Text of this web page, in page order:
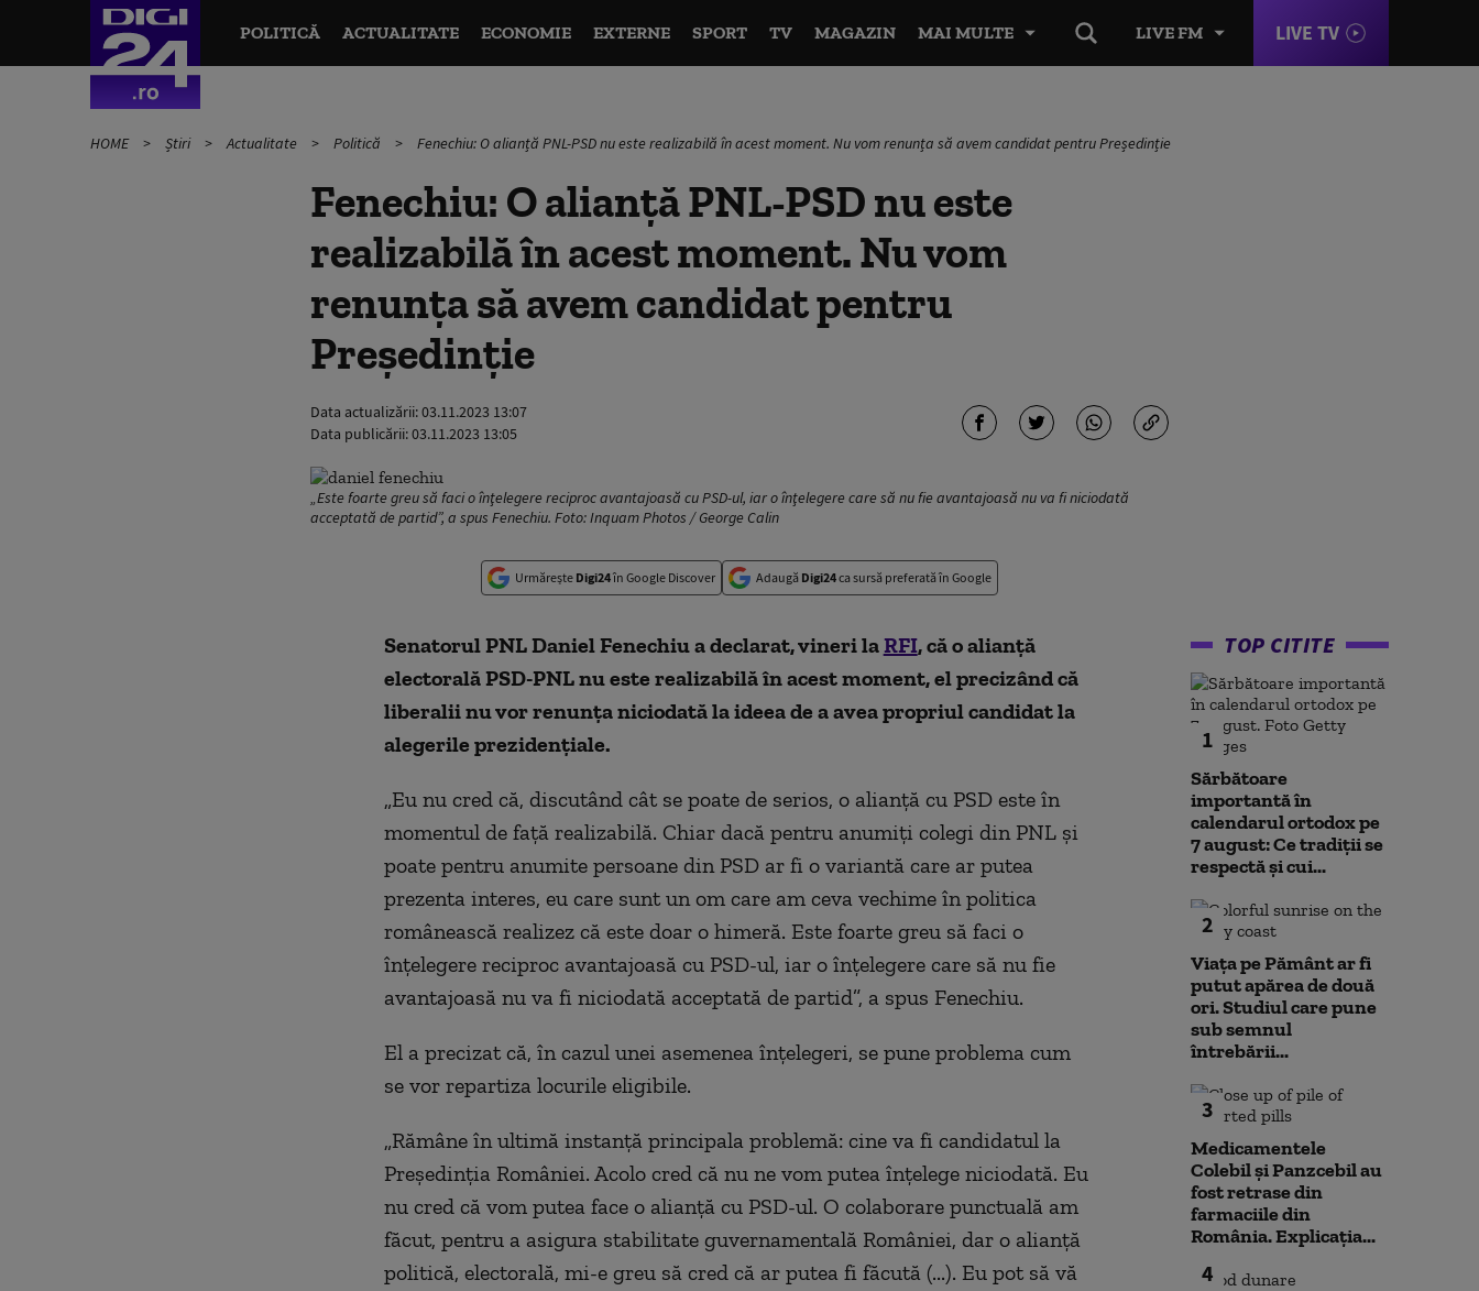
LIVE FM LIVE TV
POLITICĂ ACTUALITATE ECONOMIE EXTERNE SPORT TV MAGAZIN MAI MULTE
HOME Știri Actualitate Politică Fenechiu: O alianță PNL-PSD nu este realizabilă în acest moment. Nu vom renunța să avem candidat pentru Președinție
Fenechiu: O alianță PNL-PSD nu este
realizabilă în acest moment. Nu vom
renunța să avem candidat pentru
Președinție
Data actualizării:03.11.2023 13:07
Data publicării:03.11.2023 13:05
„Este foarte greu să faci o înţelegere reciproc avantajoasă cu PSD-ul, iar o înţelegere care să nu fie avantajoasă nu va fi niciodată
acceptată de partid”, a spus Fenechiu. Foto: Inquam Photos / George Calin
Urmărește Digi24în Google Discover Adaugă Digi24ca sursă preferată în Google
Senatorul PNL Daniel Fenechiu a declarat, vineri laRFI, că o alianţă
electorală PSD-PNL nu este realizabilă în acest moment, el precizând că
liberalii nu vor renunţa niciodată la ideea de a avea propriul candidat la
alegerile prezidenţiale.
„Eu nu cred că, discutând cât se poate de serios, o alianţă cu PSD este în
momentul de faţă realizabilă. Chiar dacă pentru anumiţi colegi din PNL şi
poate pentru anumite persoane din PSD ar fi o variantă care ar putea
prezenta interes, eu care sunt un om care am ceva vechime în politica
românească realizez că este doar o himeră. Este foarte greu să faci o
înţelegere reciproc avantajoasă cu PSD-ul, iar o înţelegere care să nu fie
avantajoasă nu va fi niciodată acceptată de partid”, a spus Fenechiu.
El a precizat că, în cazul unei asemenea înţelegeri, se pune problema cum
se vor repartiza locurile eligibile.
„Rămâne în ultimă instanţă principala problemă: cine va fi candidatul la
Preşedinţia României. Acolo cred că nu ne vom putea înţelege niciodată. Eu
nu cred că vom putea face o alianţă cu PSD-ul. O colaborare punctuală am
făcut, pentru a asigura stabilitate guvernamentală României, dar o alianţă
politică, electorală, mi-e greu să cred că ar putea fi făcută (...). Eu pot să vă
TOP CITITE
1
Sărbătoare
importantă în
calendarul ortodox pe
7 august: Ce tradiții se
respectă și cui...
2
Viața pe Pământ ar fi
putut apărea de două
ori. Studiul care pune
sub semnul
întrebării...
3
Medicamentele
Colebil și Panzcebil au
fost retrase din
farmaciile din
România. Explicația...
4